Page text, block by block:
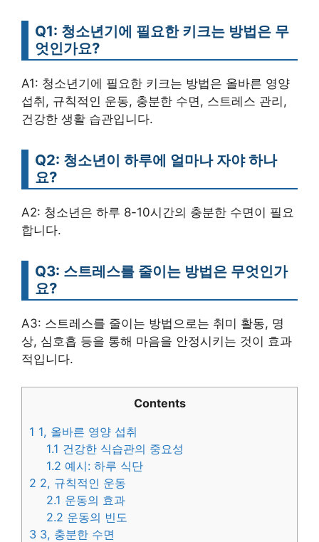
Q1: 청소년기에 필요한 키크는 방법은 무
엇인가요?
A1: 청소년기에 필요한 키크는 방법은 올바른 영양
섭취, 규칙적인 운동, 충분한 수면, 스트레스 관리,
건강한 생활 습관입니다.
Q2: 청소년이 하루에 얼마나 자야 하나
요?
A2: 청소년은 하루 8-10시간의 충분한 수면이 필요
합니다.
Q3: 스트레스를 줄이는 방법은 무엇인가
요?
A3: 스트레스를 줄이는 방법으로는 취미 활동, 명
상, 심호흡 등을 통해 마음을 안정시키는 것이 효과
적입니다.
Contents
1 1, 올바른 영양 섭취
1.1 건강한 식습관의 중요성
1.2 예시: 하루 식단
2 2, 규칙적인 운동
2.1 운동의 효과
2.2 운동의 빈도
3 3, 충분한 수면